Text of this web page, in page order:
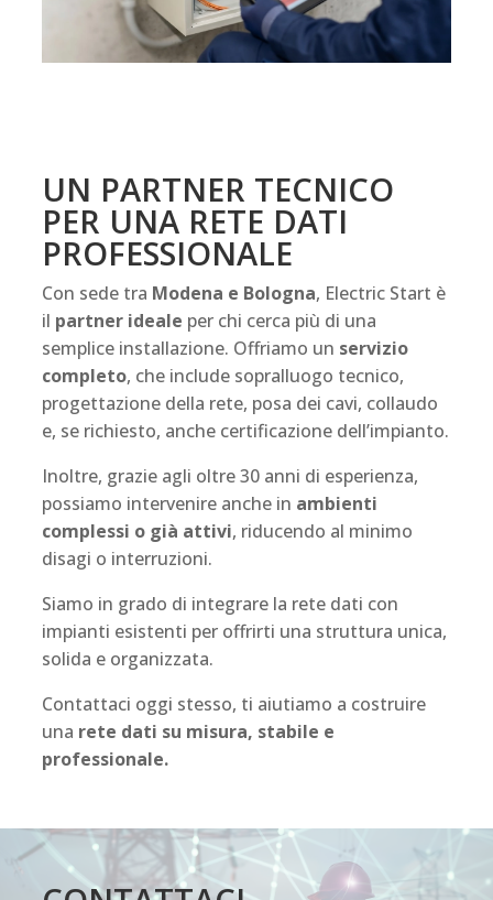
UN PARTNER TECNICO
PER UNA RETE DATI
PROFESSIONALE
Con sede tra Modena e Bologna, Electric Start è
il partner ideale per chi cerca più di una
semplice installazione. Offriamo un servizio
completo, che include sopralluogo tecnico,
progettazione della rete, posa dei cavi, collaudo
e, se richiesto, anche certificazione dell’impianto.
Inoltre, grazie agli oltre 30 anni di esperienza,
possiamo intervenire anche in ambienti
complessi o già attivi, riducendo al minimo
disagi o interruzioni.
Siamo in grado di integrare la rete dati con
impianti esistenti per offrirti una struttura unica,
solida e organizzata.
Contattaci oggi stesso, ti aiutiamo a costruire
una rete dati su misura, stabile e
professionale.